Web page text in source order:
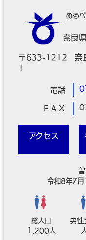
〒633-1212 奈
1
電話
ＦＡＸ
アクセス
令和8年7月
総人口
1,200人
男